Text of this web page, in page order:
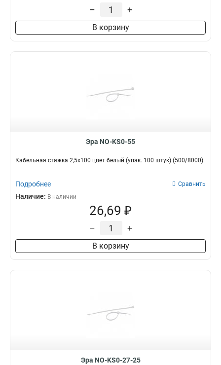
– +
В корзину
Эра NO-KS0-55
Кабельная стяжка 2,5х100 цвет белый (упак. 100 штук) (500/8000)
Подробнее Сравнить
Наличие: В наличии
26,69 ₽
– +
В корзину
Эра NO-KS0-27-25